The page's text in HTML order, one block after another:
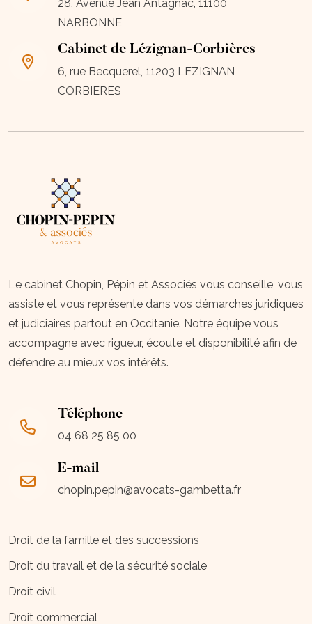
28, Avenue Jean Antagnac, 11100
NARBONNE
Cabinet de Lézignan-Corbières
6, rue Becquerel, 11203 LEZIGNAN
CORBIERES
Le cabinet Chopin, Pépin et Associés vous conseille, vous
assiste et vous représente dans vos démarches juridiques
et judiciaires partout en Occitanie. Notre équipe vous
accompagne avec rigueur, écoute et disponibilité afin de
défendre au mieux vos intérêts.
Droit de la famille et des successions
Droit du travail et de la sécurité sociale
Droit civil
Droit commercial
Téléphone
04 68 25 85 00
E-mail
chopin.pepin@avocats-gambetta.fr